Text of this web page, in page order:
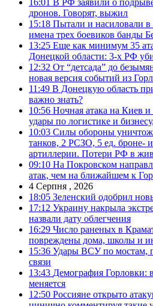
дронов. Говорят, выжил
15:18 Пытали и насиловали в
имена трех боевиков банды
13:25 Еще как минимум 35
Донецкой области: 3-х РФ
12:32 От “детсада” до
новая версия событий из
11:49 В Донецкую область
важно знать?
10:56 Ночная атака на Киев и
удары по логистике и
10:03 Силы обороны
танков, 2 РСЗО, 5 ед. броне-
артиллерии. Потери РФ в
09:10 На Покровском
атак, чем на ближайшем к
4 Серпня , 2026
18:05 Зеленский одобрил
17:12 Украину накрыла
назвали дату облегчения
16:29 Число раненых в
повреждены дома, школы и
15:36 Удары ВСУ по мостам,
связи
13:43 Демография Горловки:
меняется
12:50 Россияне открыто